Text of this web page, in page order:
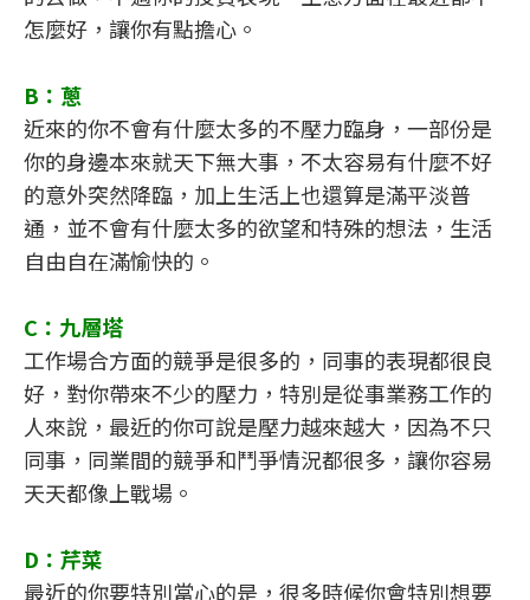
怎麼好，讓你有點擔心。
B：蔥
近來的你不會有什麼太多的不壓力臨身，一部份是
你的身邊本來就天下無大事，不太容易有什麼不好
的意外突然降臨，加上生活上也還算是滿平淡普
通，並不會有什麼太多的欲望和特殊的想法，生活
自由自在滿愉快的。
C：九層塔
工作場合方面的競爭是很多的，同事的表現都很良
好，對你帶來不少的壓力，特別是從事業務工作的
人來說，最近的你可說是壓力越來越大，因為不只
同事，同業間的競爭和鬥爭情況都很多，讓你容易
天天都像上戰場。
D：芹菜
最近的你要特別當心的是，很多時候你會特別想要